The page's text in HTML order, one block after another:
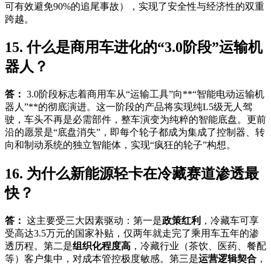
可有效避免90%的追尾事故），实现了安全性与经济性的双重
跨越。
15. 什么是商用车进化的“3.0阶段”运输机
器人？
答： 3.0阶段标志着商用车从“运输工具”向**“智能电动运输机
器人”**的彻底演进。这一阶段的产品将实现纯L5级无人驾
驶，车头不再是必需部件，整车演变为纯粹的智能底盘。更前
沿的愿景是“底盘消失”，即每个轮子都成为集成了控制器、转
向和制动系统的独立智能体，实现“疯狂的轮子”构想。
16. 为什么新能源轻卡在冷藏赛道渗透最
快？
答： 这主要受三大因素驱动：第一是政策红利 ，冷藏车可享
受高达3.5万元的国家补贴，仅两年就走完了乘用车五年的渗
透历程。第二是组织化程度高 ，冷藏行业（茶饮、医药、餐配
等）客户集中，对成本管控极度敏感。第三是运营逻辑契合 ，